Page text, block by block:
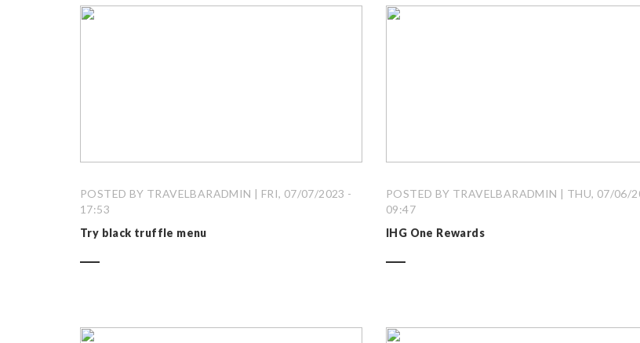
POSTED BY TRAVELBARADMIN | FRI, 07/07/2023 -
17:53
Try black truffle menu
POSTED BY TRAVELBARADMIN | THU, 07/06/
09:47
IHG One Rewards